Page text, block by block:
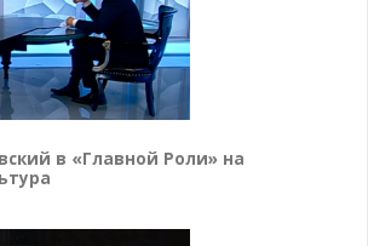
в «Главной Роли» на